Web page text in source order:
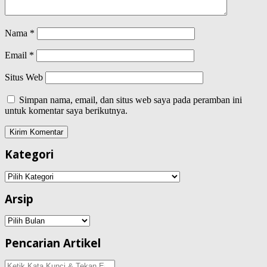
Nama *
Email *
Situs Web
Simpan nama, email, dan situs web saya pada peramban ini
untuk komentar saya berikutnya.
Kategori
Kategori
Arsip
Arsip
Pencarian Artikel
Pencarian